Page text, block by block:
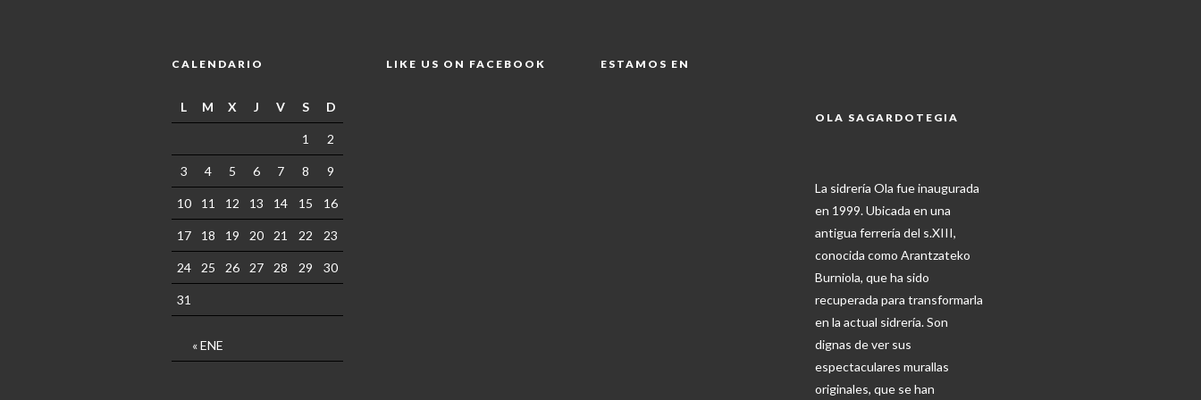
CALENDARIO
L M X J V S D
« ENE
1 2
3 4 5 6 7 8 9
10 11 12 13 14 15 16
17 18 19 20 21 22 23
24 25 26 27 28 29 30
31
LIKE US ON FACEBOOK ESTAMOS EN
OLA SAGARDOTEGIA
La sidrería Ola fue inaugurada
en 1999. Ubicada en una
antigua ferrería del s.XIII,
conocida como Arantzateko
Burniola, que ha sido
recuperada para transformarla
en la actual sidrería. Son
dignas de ver sus
espectaculares murallas
originales, que se han